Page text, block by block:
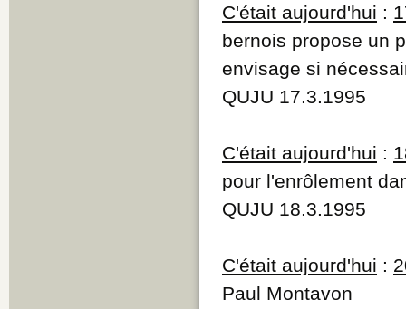
C'était aujourd'hui :
bernois propose un
envisage si
QUJU 17.3.1995
C'était aujourd'hui :
pour l'enrôlement
QUJU 18.3.1995
C'était aujourd'hui :
Paul Montavon